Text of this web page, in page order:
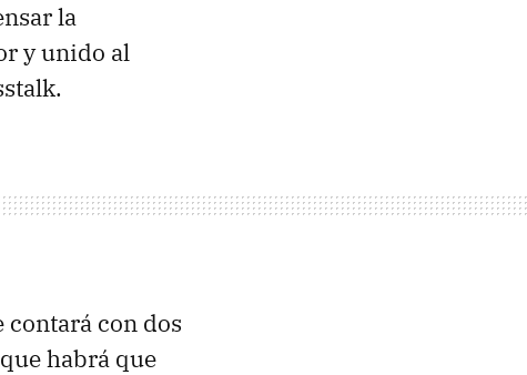
la
y unido al
contará con dos
habrá que